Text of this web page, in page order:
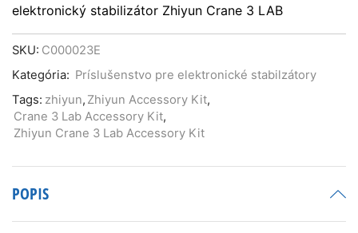
elektronický stabilizátor Zhiyun Crane 3 LAB
SKU: C000023E
Kategória: Príslušenstvo pre elektronické stabilzátory
Tags: zhiyun, Zhiyun Accessory Kit,
Crane 3 Lab Accessory Kit,
Zhiyun Crane 3 Lab Accessory Kit
POPIS